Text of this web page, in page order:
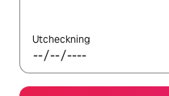
Utcheckning